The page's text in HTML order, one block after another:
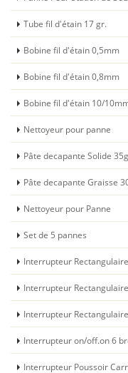
Tube fil d'étain 17 gr.
Bobine fil d'étain 0,5mm
Bobine fil d'étain 0,8mm
Bobine fil d'étain 10/
Nettoyeur pour panne
Pâte decapante Solide 35g
Pâte decapante Graisse
Nettoyeur pour Panne
Set de 5 pannes
Interrupteur
Interrupteur
Interrupteur
Interrupteur on/off.on 6
Interrupteur Poussoir